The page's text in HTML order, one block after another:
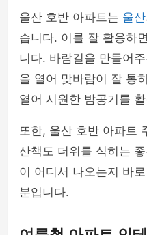
울산 호반 아파트는 울산
습니다. 이를 잘 활용하
니다. 바람길을 만들어
을 열어 맞바람이 잘 통
열어 시원한 밤공기를
또한, 울산 호반 아파트
산책도 더위를 식히는
이 어디서 나오는지 바
분입니다.